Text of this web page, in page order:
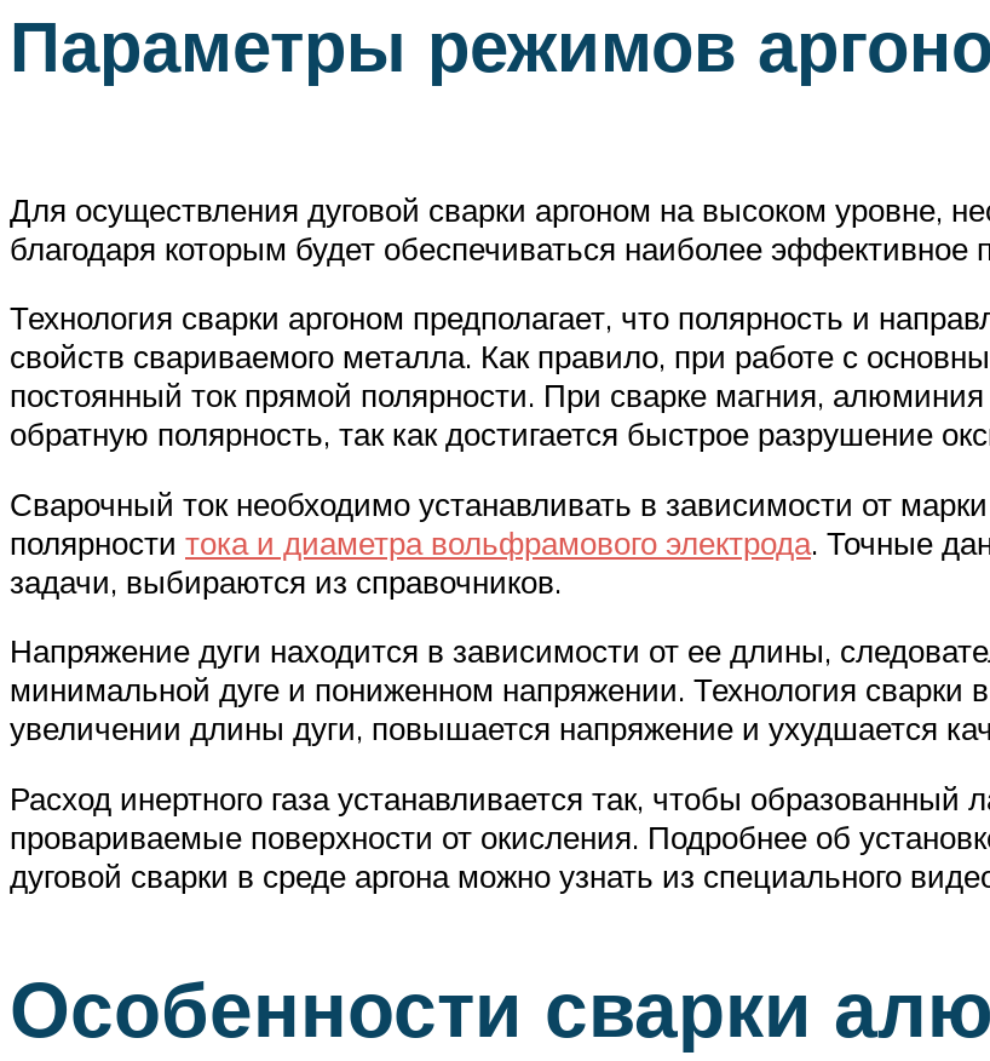
Параметры режимов
Для осуществления дуговой сварки аргоном на высоком уровне,
благодаря которым будет обеспечиваться наиболее эффективное
Технология сварки аргоном предполагает, что полярность и
свойств свариваемого металла. Как правило, при работе с
постоянный ток прямой полярности. При сварке магния,
обратную полярность, так как достигается быстрое разрушение
Сварочный ток необходимо устанавливать в зависимости от
полярности тока и диаметра вольфрамового электрода. Точные
задачи, выбираются из справочников.
Напряжение дуги находится в зависимости от ее длины,
минимальной дуге и пониженном напряжении. Технология сварки
увеличении длины дуги, повышается напряжение и ухудшается
Расход инертного газа устанавливается так, чтобы
провариваемые поверхности от окисления. Подробнее об
дуговой сварки в среде аргона можно узнать из специального
Особенности сварки